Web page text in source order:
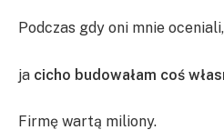
Podczas gdy oni mnie
ja cicho budowałam coś
Firmę wartą miliony.